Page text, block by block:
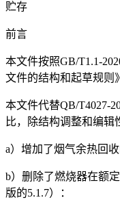
贮存
前言
本文件按照GB/T1.1-
文件的结构和起草规则
本文件代替QB/T4027-
比，除结构调整和编辑
a）增加了烟气余热回收
b）删除了燃烧器在额
版的5.1.7）：